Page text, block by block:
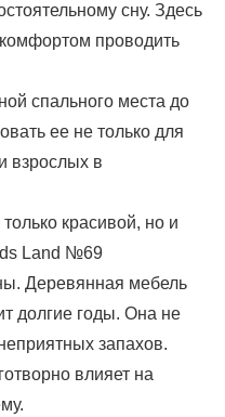
сну. Здесь
проводить
спального места до
ее не только для
взрослых в
красивой, но и
Land №69
Деревянная мебель
долгие годы. Она не
запахов.
влияет на